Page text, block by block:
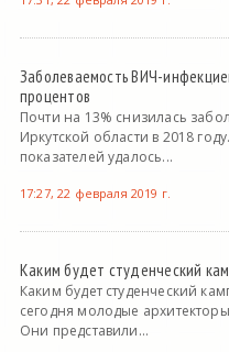
Заболеваемость ВИЧ-
процентов
Почти на 13% снизилась
Иркутской области в 2018
показателей удалось...
17:27, 22 февраля 2019 г.
Каким будет студенческий
Каким будет студенческий
сегодня молодые
Они представили...